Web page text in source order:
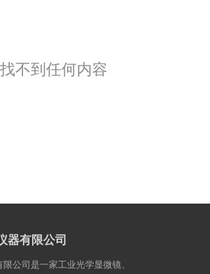
找不到任何内容
器有限公司
公司是一家工业光学显微镜、